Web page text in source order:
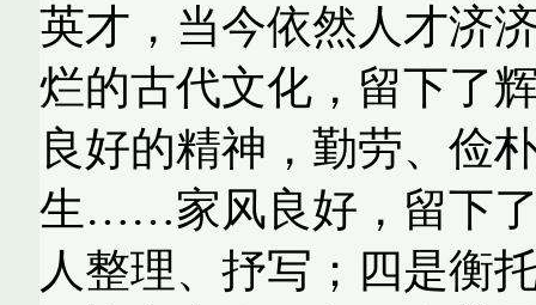
英才，当今依然人才济
烂的古代文化，留下了
良好的精神，勤劳、俭
生……家风良好，留下
人整理、抒写；四是衡